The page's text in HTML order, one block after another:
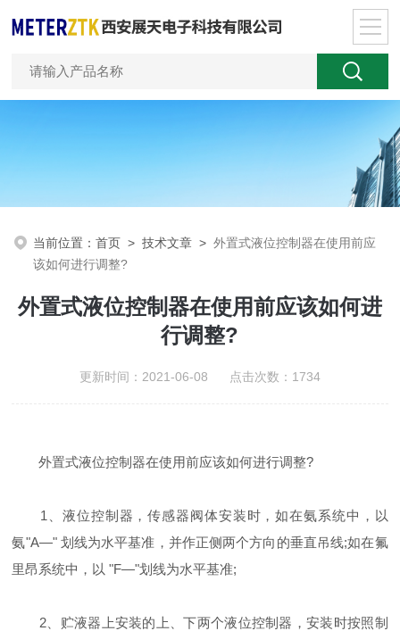
当前位置：首页 >技术文章 >外置式液位控制器在使用前应
该如何进行调整?
外置式液位控制器在使用前应该如何进
行调整?
更新时间：2021-06-08 点击次数：1734
外置式液位控制器在使用前应该如何进行调整?
1、液位控制器，传感器阀体安装时，如在氨系统中，以
氨"A―" 划线为水平基准，并作正侧两个方向的垂直吊线;如在氟
里昂系统中，以 "F―"划线为水平基准;
2、贮液器上安装的上、下两个液位控制器，安装时按照制